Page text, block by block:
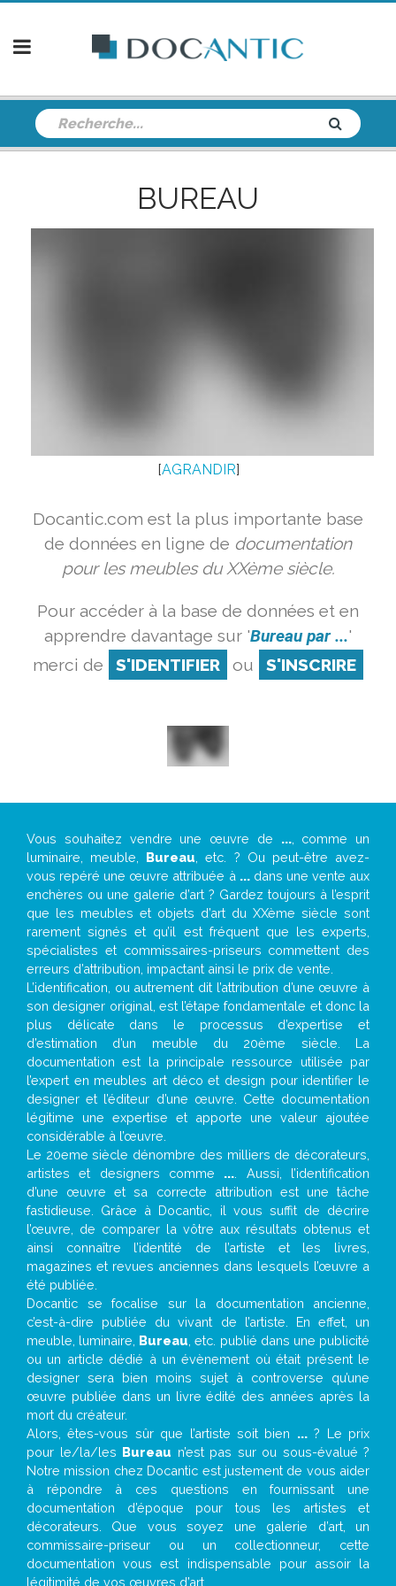
BUREAU
[AGRANDIR]
Docantic.com est la plus importante base
de données en ligne de documentation
pour les meubles du XXème siècle.
Pour accéder à la base de données et en
apprendre davantage sur 'Bureau par ...'
merci de
S'IDENTIFIER ou S'INSCRIRE
Vous souhaitez vendre une œuvre de ..., comme un
luminaire, meuble, Bureau , etc. ? Ou peut-être avez-
vous repéré une œuvre attribuée à ...dans une vente aux
enchères ou une galerie d’art ? Gardez toujours à l’esprit
que les meubles et objets d’art du XXème siècle sont
rarement signés et qu’il est fréquent que les experts,
spécialistes et commissaires-priseurs commettent des
erreurs d’attribution, impactant ainsi le prix de vente.
L’identification, ou autrement dit l’attribution d’une œuvre à
son designer original, est l’étape fondamentale et donc la
plus délicate dans le processus d’expertise et
d’estimation d’un meuble du 20ème siècle. La
documentation est la principale ressource utilisée par
l’expert en meubles art déco et design pour identifier le
designer et l’éditeur d’une œuvre. Cette documentation
légitime une expertise et apporte une valeur ajoutée
considérable à l’œuvre.
Le 20eme siècle dénombre des milliers de décorateurs,
artistes et designers comme ... . Aussi, l’identification
d’une œuvre et sa correcte attribution est une tâche
fastidieuse. Grâce à Docantic, il vous suffit de décrire
l’œuvre, de comparer la vôtre aux résultats obtenus et
ainsi connaître l’identité de l’artiste et les livres,
magazines et revues anciennes dans lesquels l’œuvre a
été publiée.
Docantic se focalise sur la documentation ancienne,
c’est-à-dire publiée du vivant de l’artiste. En effet, un
meuble, luminaire, Bureau , etc. publié dans une publicité
ou un article dédié à un évènement où était présent le
designer sera bien moins sujet à controverse qu’une
œuvre publiée dans un livre édité des années après la
mort du créateur.
Alors, êtes-vous sûr que l’artiste soit bien ...? Le prix
pour le/la/les Bureau n’est pas sur ou sous-évalué ?
Notre mission chez Docantic est justement de vous aider
à répondre à ces questions en fournissant une
documentation d’époque pour tous les artistes et
décorateurs. Que vous soyez une galerie d’art, un
commissaire-priseur ou un collectionneur, cette
documentation vous est indispensable pour assoir la
légitimité de vos œuvres d’art.